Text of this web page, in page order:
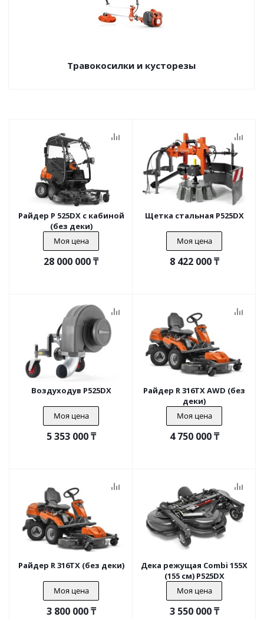
Травокосилки и кусторезы
Райдер P 525DX c кабиной
(без деки)
Моя цена
28 000 000₸
Щетка стальная P525DX
Моя цена
8 422 000₸
Воздуходув P525DX
Моя цена
5 353 000₸
Райдер R 316TX AWD (без
деки)
Моя цена
4 750 000₸
Райдер R 316TX (без деки)
Моя цена
3 800 000₸
Дека режущая Combi 155X
(155 см) P525DX
Моя цена
3 550 000₸